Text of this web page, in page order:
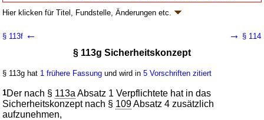
Hier klicken fürTitel, Fundstelle, Änderungen etc.
BGBl. I S. 1858
Postbank AG, Deutsche Telekom AG
wird in 251 Vorschriften zitiert
Teil 7 Fernmeldegeheimnis, Datenschutz, Öffentliche
§ 113f ← → § 114
§ 113g Sicherheitskonzept
§ 113g hat 1 frühere Fassung und wird in5 Vorschriften zitiert
1Der nach § 113a Absatz 1 Verpflichtete hat in das
Sicherheitskonzept nach § 109Absatz 4 zusätzlich
aufzunehmen,